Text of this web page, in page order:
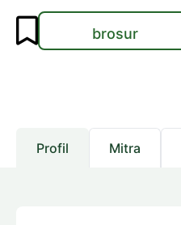
brosur
Profil Mitra